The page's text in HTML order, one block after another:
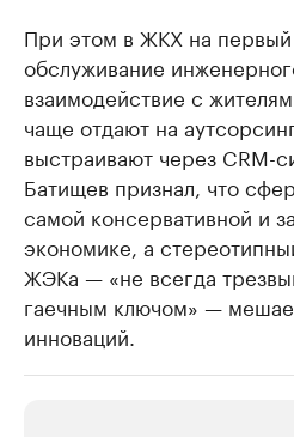
При этом в ЖКХ на
обслуживание
взаимодействие с
чаще отдают на
выстраивают через CRM-
Батищев признал, что
самой консервативной и
экономике, а
ЖЭКа — «не всегда
гаечным ключом» —
инноваций.